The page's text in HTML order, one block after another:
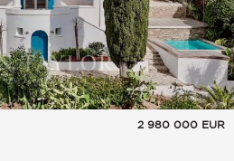
2 980 000 EUR